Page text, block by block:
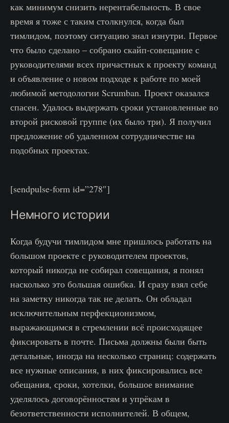
как минимум снизить нерентабельность. В свое
время я тоже с таким столкнулся, когда был
тимлидом, поэтому ситуацию знал изнутри. Первое
что было сделано – собрано скайп-совещание с
руководителями всех причастных к проекту команд
и объявление о новом подходе к работе по моей
любимой методологии Scrumban. Проект оказался
спасен. Удалось выдержать сроки установленные во
второй рисковой группе (их было три). Я получил
предложение об удаленном сотрудничестве на
подобных проектах.
[sendpulse-form id=”278″]
Немного истории
Когда будучи тимлидом мне пришлось работать на
большом проекте с руководителем проектов,
который никогда не собирал совещания, я понял
насколько это большая ошибка. И сразу взял себе
на заметку никогда так не делать. Он обладал
исключительным перфекционизмом,
выражающимся в стремлении всё происходящее
фиксировать в почте. Письма должны были быть
детальные, иногда на несколько страниц: содержать
все нужные описания, в них фиксировались все
обещания, сроки, хотелки, большое внимание
уделялось договорённостям и упрёкам в
безответственности исполнителей. В общем,